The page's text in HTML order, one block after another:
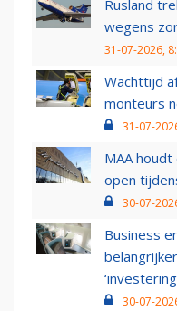
Rusland
wegens
31-07-2026,
Wachttijd
monteurs
31-07-
MAA
open
30-07-
Business
30-07-